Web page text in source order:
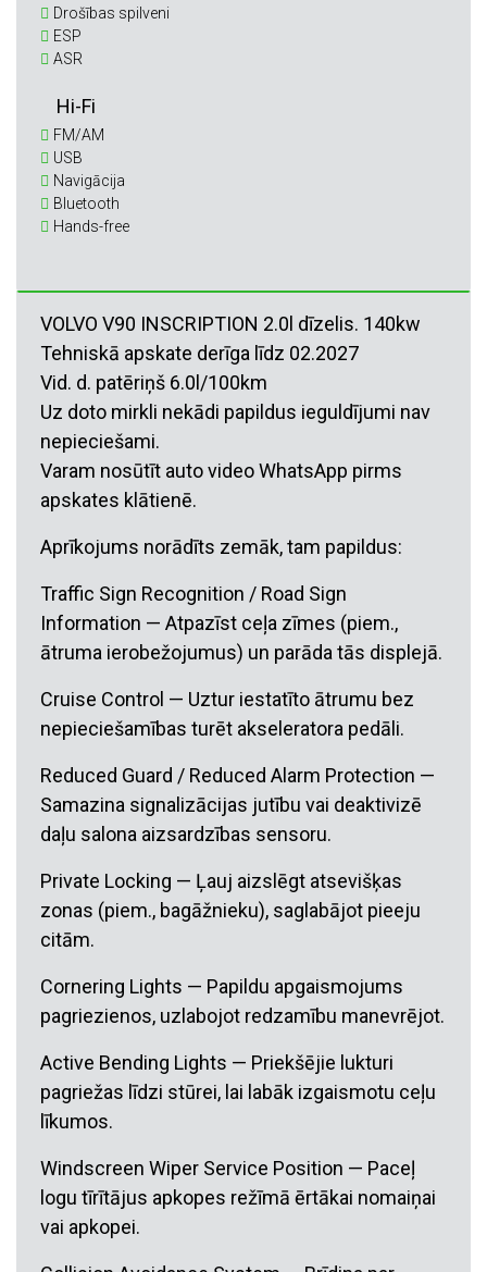
Drošības spilveni
ESP
ASR
Hi-Fi
FM/AM
USB
Navigācija
Bluetooth
Hands-free
VOLVO V90 INSCRIPTION 2.0l dīzelis. 140kw
Tehniskā apskate derīga līdz 02.2027
Vid. d. patēriņš 6.0l/100km
Uz doto mirkli nekādi papildus ieguldījumi nav
nepieciešami.
Varam nosūtīt auto video WhatsApp pirms
apskates klātienē.
Aprīkojums norādīts zemāk, tam papildus:
Traffic Sign Recognition / Road Sign
Information — Atpazīst ceļa zīmes (piem.,
ātruma ierobežojumus) un parāda tās displejā.
Cruise Control — Uztur iestatīto ātrumu bez
nepieciešamības turēt akseleratora pedāli.
Reduced Guard / Reduced Alarm Protection —
Samazina signalizācijas jutību vai deaktivizē
daļu salona aizsardzības sensoru.
Private Locking — Ļauj aizslēgt atsevišķas
zonas (piem., bagāžnieku), saglabājot pieeju
citām.
Cornering Lights — Papildu apgaismojums
pagriezienos, uzlabojot redzamību manevrējot.
Active Bending Lights — Priekšējie lukturi
pagriežas līdzi stūrei, lai labāk izgaismotu ceļu
līkumos.
Windscreen Wiper Service Position — Paceļ
logu tīrītājus apkopes režīmā ērtākai nomaiņai
vai apkopei.